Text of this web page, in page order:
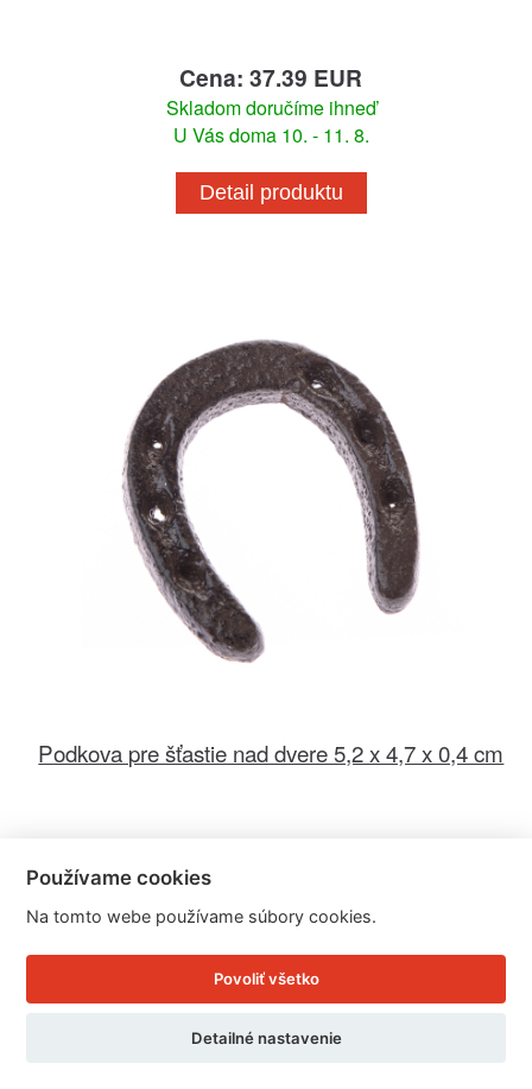
Cena: 37.39 EUR
Skladom doručíme ihneď
U Vás doma 10. - 11. 8.
Detail produktu
Podkova pre šťastie nad dvere 5,2 x 4,7 x 0,4 cm
Skladom 23 ks / doručíme ihneď
U Vás doma 10. - 11. 8.
Používame cookies
Na tomto webe používame súbory cookies.
Povoliť všetko
Detailné nastavenie